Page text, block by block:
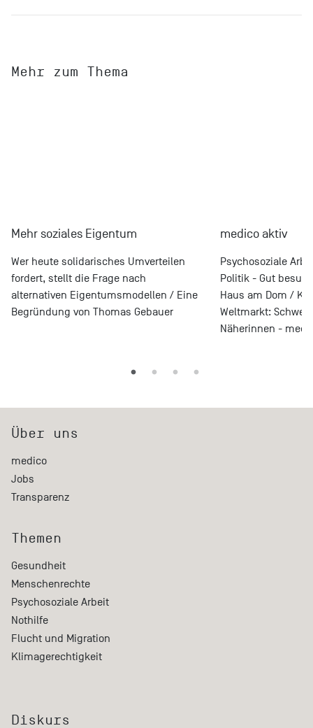
Mehr zum Thema
Mehr soziales Eigentum
Wer heute solidarisches Umverteilen
fordert, stellt die Frage nach
alternativen Eigentumsmodellen / Eine
Begründung von Thomas Gebauer
medico aktiv
Psychosoziale
Politik - Gut
Haus am Dom /
Weltmarkt:
Näherinnen -
Über uns
medico
Jobs
Transparenz
Themen
Gesundheit
Menschenrechte
Psychosoziale Arbeit
Nothilfe
Flucht und Migration
Klimagerechtigkeit
Diskurs